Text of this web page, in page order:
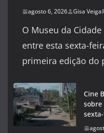
agosto 6, 2026 Gisa Veiga
O Museu da
entre esta sexta-
primeira edição do
Cine
sobre